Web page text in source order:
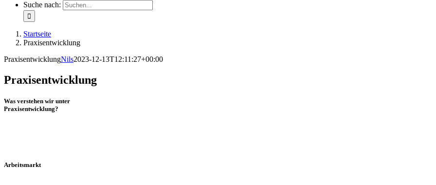
Suche nach:
Startseite
Praxisentwicklung
PraxisentwicklungNils2023-12-13T12:11:27+00:00
Praxis­entwicklung
Was verstehen wir unter
Praxis­ent­wicklung?
Arbeits­markt